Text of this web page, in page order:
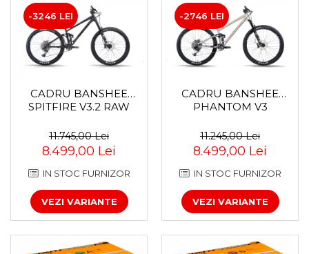
Amortizoare spate
Arcuri
Groupset
-3246 LEI
CADRU BANSHEE
SPITFIRE V3.2 RAW
11.745,00 Lei
8.499,00 Lei
IN STOC FURNIZOR
VEZI VARIANTE
-2746 LEI
CADRU BANSHEE
PHANTOM V3
11.245,00 Lei
8.499,00 Lei
IN STOC FURNIZOR
VEZI VARIANTE